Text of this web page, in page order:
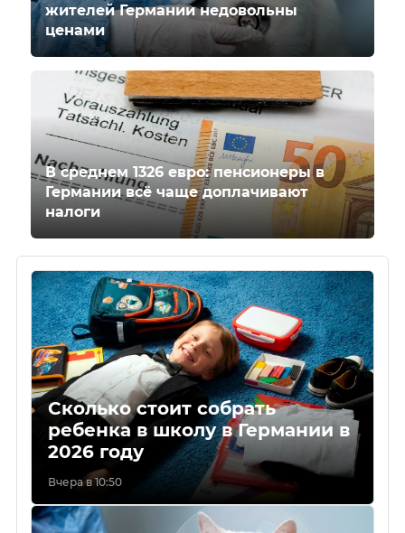
жителей Германии недовольны
ценами
В среднем 1326 евро: пенсионеры в
Германии всё чаще доплачивают
налоги
Сколько стоит собрать
ребенка в школу в Германии в
2026 году
Вчера в 10:50